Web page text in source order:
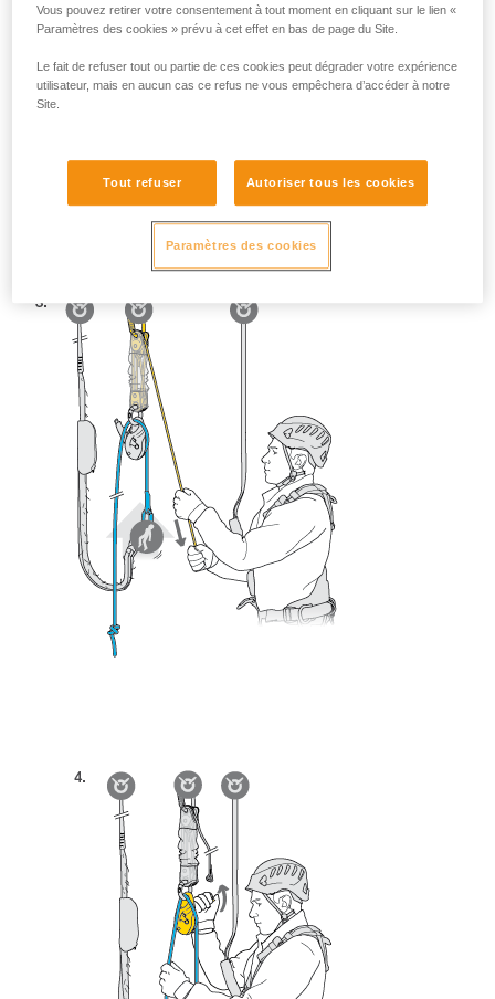
Vous pouvez retirer votre consentement à tout moment en cliquant sur le lien «
Paramètres des cookies » prévu à cet effet en bas de page du Site.
Le fait de refuser tout ou partie de ces cookies peut dégrader votre expérience
utilisateur, mais en aucun cas ce refus ne vous empêchera d’accéder à notre
Site.
Tout refuser Autoriser tous les cookies
Paramètres des cookies